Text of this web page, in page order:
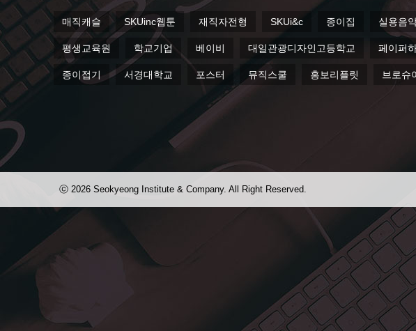
매직캐슬 SKUinc웹툰 재직자전형 SKUi&c 종이집 실용음
평생교육원 학교기업 베이비 대일관광디자인고등학교 페이퍼
종이접기 서경대학교 포스터 뮤직스쿨 홍보리플릿 브로슈
ⓒ 2026 Seokyeong Institute & Company. All Right Reserved.